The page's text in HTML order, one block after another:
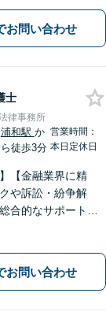
務整理手段をご提
相談】
お問い合わせ
士
律事務所
浦和駅 か
ら徒歩3分
営業時間：
本日定休日
【金融業界に精
や訴訟・紛争解
合的なサポートが
お問い合わせ